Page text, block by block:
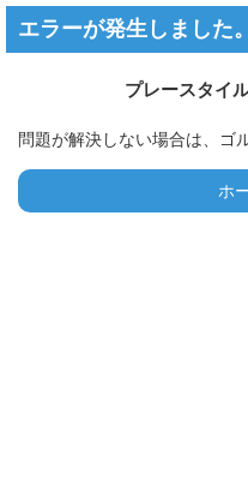
エラーが発生しました。
プレースタイ
問題が解決しない場合は、ゴ
ホ